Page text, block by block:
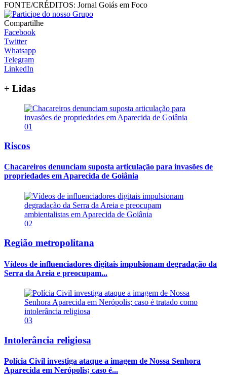
FONTE/CRÉDITOS: Jornal Goiás em Foco
Compartilhe
Facebook
Twitter
Whatsapp
Telegram
LinkedIn
+ Lidas
01
Riscos
Chacareiros denunciam suposta articulação para invasões de
propriedades em Aparecida de Goiânia
02
Região metropolitana
Vídeos de influenciadores digitais impulsionam degradação da
Serra da Areia e preocupam...
03
Intolerância religiosa
Polícia Civil investiga ataque a imagem de Nossa Senhora
Aparecida em Nerópolis; caso é...